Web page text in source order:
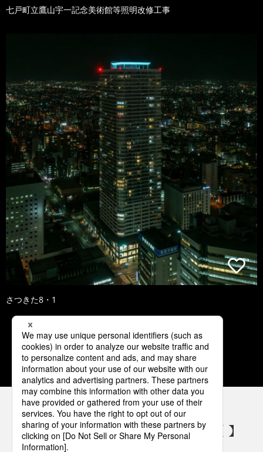
七戸町立鷹山宇一記念美術館等照明改修工事
さつきた8・1
1 2 3 4 5
パナソニックの電気設備 SNSアカウント